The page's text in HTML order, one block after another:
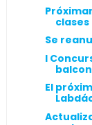
clases
Se
I
El